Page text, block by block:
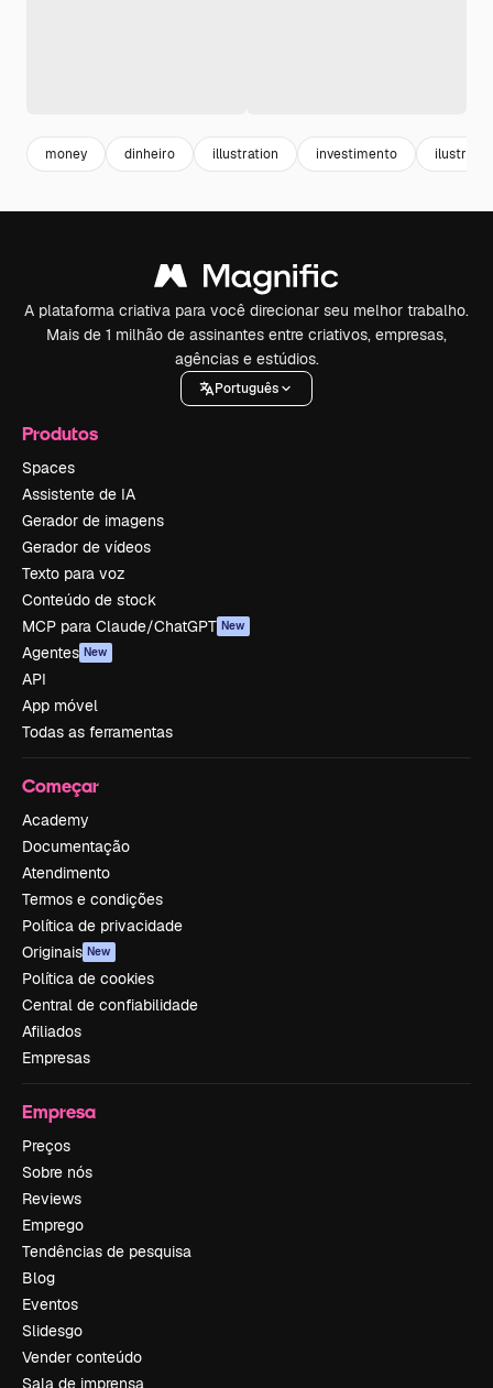
money dinheiro illustration investimento
A plataforma criativa para você direcionar seu melhor trabalho.
Mais de 1 milhão de assinantes entre criativos, empresas,
agências e estúdios.
Português
Produtos
Spaces
Assistente de IA
Gerador de imagens
Gerador de vídeos
Texto para voz
Conteúdo de stock
MCP para Claude/ChatGPT New
Agentes New
API
App móvel
Todas as ferramentas
Começar
Academy
Documentação
Atendimento
Termos e condições
Política de privacidade
Originais New
Política de cookies
Central de confiabilidade
Afiliados
Empresas
Empresa
Preços
Sobre nós
Reviews
Emprego
Tendências de pesquisa
Blog
Eventos
Slidesgo
Vender conteúdo
Sala de imprensa